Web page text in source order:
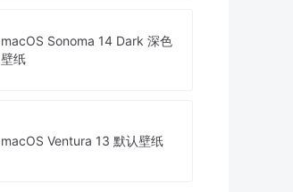
macOS Sonoma 14 Dark 深色
壁纸
macOS Ventura 13 默认壁纸